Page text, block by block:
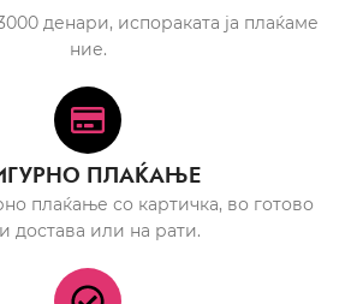
денари, испораката ја плаќаме
ние.
ПЛАЌАЊЕ
плаќање со картичка, во готово
достава или на рати.